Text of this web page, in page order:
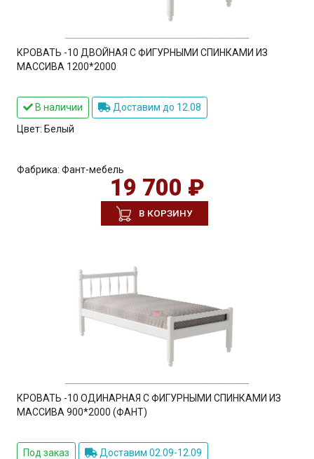
КРОВАТЬ -10 ДВОЙНАЯ С ФИГУРНЫМИ СПИНКАМИ ИЗ
МАССИВА 1200*2000
В наличии
Доставим до 12.08
Цвет: Белый
Фабрика: Фант-мебель
19 700 ₽
В КОРЗИНУ
КРОВАТЬ -10 ОДИНАРНАЯ С ФИГУРНЫМИ СПИНКАМИ ИЗ
МАССИВА 900*2000 (ФАНТ)
Под заказ
Доставим 02.09-12.09